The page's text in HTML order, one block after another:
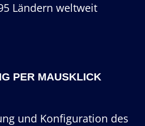
Ländern weltweit
PER MAUSKLICK
und Konfiguration des